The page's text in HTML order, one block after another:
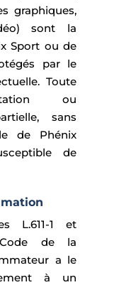
graphiques,
sont la
Sport ou de
par le
Toute
ou
sans
de Phénix
de
L.611-1 et
de la
a le
à un